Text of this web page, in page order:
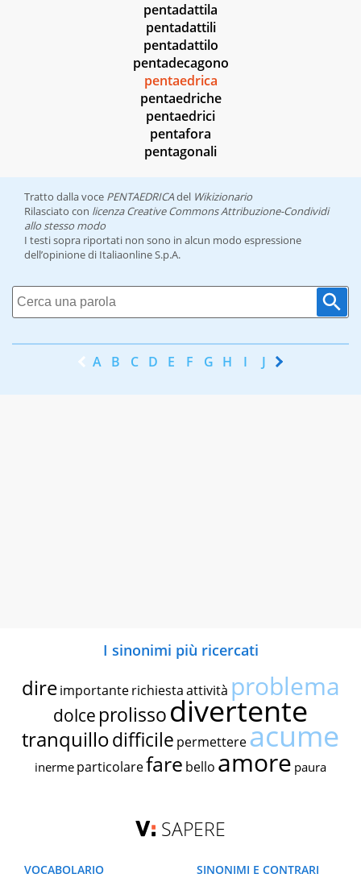
pentadattila
pentadattili
pentadattilo
pentadecagono
pentaedrica
pentaedriche
pentaedrici
pentafora
pentagonali
Tratto dalla voce PENTAEDRICAdel Wikizionario
Rilasciato con licenza Creative Commons Attribuzione-Condividi
allo stesso modo
I testi sopra riportati non sono in alcun modo espressione
dell’opinione di Italiaonline S.p.A.
A B C D E F G H I J K
I sinonimi più ricercati
dire importante richiestaattività problema
dolce prolissodivertente
tranquillodifficile permettereacume
inerme particolarefare bello amore paura
SAPERE
VOCABOLARIO
SINONIMI E CONTRARI